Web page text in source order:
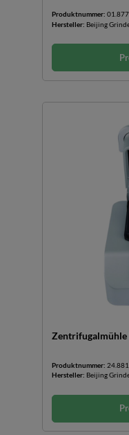
Produktnummer:
Hersteller: Beijing
Zentrifugalmühle
Produktnummer:
Hersteller: Beijing